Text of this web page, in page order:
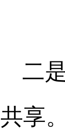
二
共享